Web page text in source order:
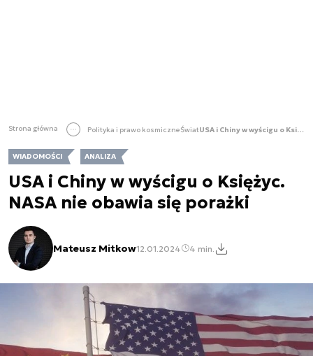
Strona główna Polityka i prawo kosmiczneŚwiat USA i Chiny w wyścigu o Księżyc. NASA nie obawia się porażki
WIADOMOŚCI ANALIZA
USA i Chiny w wyścigu o Księżyc.
NASA nie obawia się porażki
Mateusz Mitkow12.01.2024 4 min.